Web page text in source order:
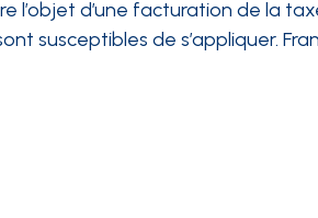
l’objet d’une facturation de la
susceptibles de s’appliquer.